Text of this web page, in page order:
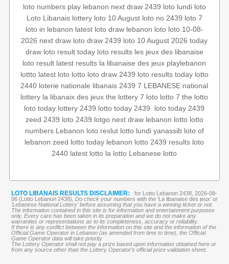
loto numbers play lebanon next draw 2439 loto lundi loto
Loto Libanais lottery loto 10 August loto no 2439 loto 7
loto in lebanon latest loto draw lebanon loto loto 10-08-
2026 next draw loto draw 2439 loto 10 August 2026 today
draw loto result today loto results les jeux des libanaise
loto result latest results la libanaise des jeux playlebanon
lottto latest loto lotto loto draw 2439 loto results today lotto
2440 loterie nationale libanais 2439 7 LEBANESE national
lottery la libanaix des jeux the lottery 7 loto lotto 7 the lotto
loto today lottery 2439 lotto today 2439
loto today 2439
zeed 2439 loto 2439 lotgo next draw lebanon lotto lotto
numbers Lebanon loto reslut lotto lundi yanassib loto of
lebanon zeed lotto today lebanon lotto 2439 results loto
2440 latest lotto la lotto Lebanese lotto
LOTO LIBANAIS RESULTS DISCLAIMER:
for Lotto Lebanon 2438, 2026-08-
06 (Lotto Lebanon 2438), Do check your numbers with the 'La libanaise des jeux' or
'Lebanese National Lottery' before assuming that you have a winning ticket or not.
The information contained in this site is for information and entertainment purposes
only. Every care has been taken in its preparation and we do not make any
warranties or representations as to its completeness, accuracy or reliability.
If there is any conflict between the information on this site and the information of the
Official Game Operator in Lebanon (as amended from time to time), the Official
Game Operator data will take priority
The Lottery Operator shall not pay a prize based upon information obtained here or
from any source other than the Lottery Operator’s official prize validation sheet.